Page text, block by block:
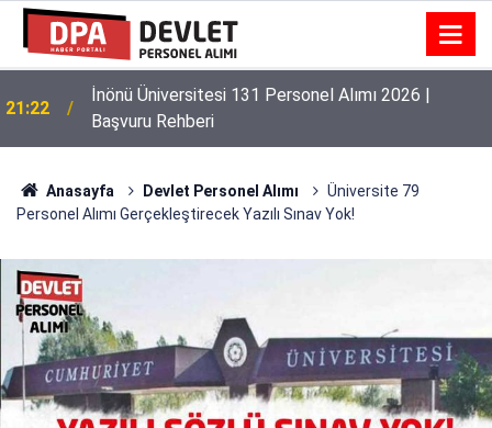
21:22
İnönü Üniversitesi 131 Personel Alımı 2026 |
Başvuru Rehberi
Anasayfa Devlet Personel Alımı
Üniversite 79
Personel Alımı Gerçekleştirecek Yazılı Sınav Yok!